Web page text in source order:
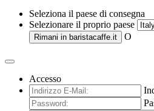
Seleziona il paese di consegna
Selezionare il proprio paese
Rimani in baristacaffe.it O
Accesso